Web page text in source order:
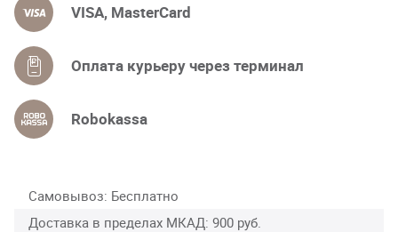
VISA, MasterCard
Оплата курьеру через терминал
Robokassa
Самовывоз Бесплатно
Доставка в пределах МКАД 900 руб.